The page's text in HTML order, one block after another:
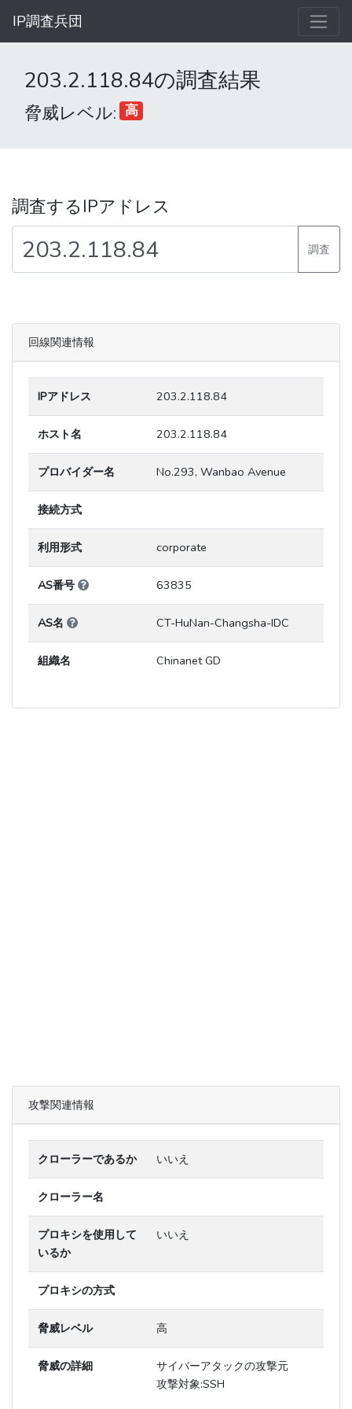
IP調査兵団
203.2.118.84の調査結果
脅威レベル: 高
調査するIPアドレス
調査
回線関連情報
IPアドレス 203.2.118.84
ホスト名 203.2.118.84
プロバイダー名 No.293, Wanbao Avenue
接続方式
利用形式 corporate
AS番号 63835
AS名 CT-HuNan-Changsha-IDC
組織名 Chinanet GD
攻撃関連情報
クローラーであるか いいえ
クローラー名
プロキシを使用して
いるか
いいえ
プロキシの方式
脅威レベル 高
脅威の詳細
サイバーアタックの攻撃元
攻撃対象:SSH